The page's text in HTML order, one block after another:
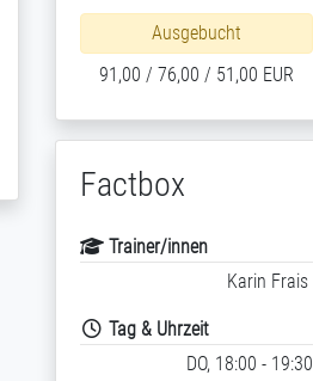
Ausgebucht
91,00 / 76,00 / 51,00 EUR
Factbox
Trainer/innen
Karin Frais
Tag & Uhrzeit
DO, 18:00 - 19:30